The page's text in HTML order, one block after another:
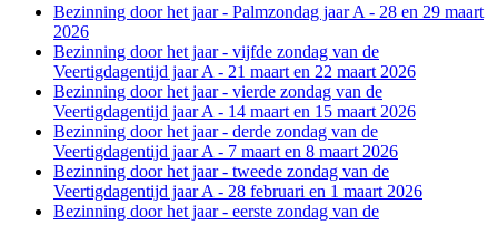
Bezinning door het jaar - Palmzondag jaar A - 28 en 29 maart
2026
Bezinning door het jaar - vijfde zondag van de
Veertigdagentijd jaar A - 21 maart en 22 maart 2026
Bezinning door het jaar - vierde zondag van de
Veertigdagentijd jaar A - 14 maart en 15 maart 2026
Bezinning door het jaar - derde zondag van de
Veertigdagentijd jaar A - 7 maart en 8 maart 2026
Bezinning door het jaar - tweede zondag van de
Veertigdagentijd jaar A - 28 februari en 1 maart 2026
Bezinning door het jaar - eerste zondag van de